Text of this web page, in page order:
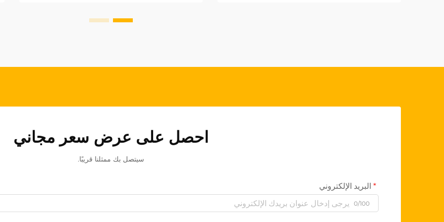
احصل على عرض سعر مجاني
سيتصل بك ممثلنا قريبًا.
البريد الإلكتروني
0/100